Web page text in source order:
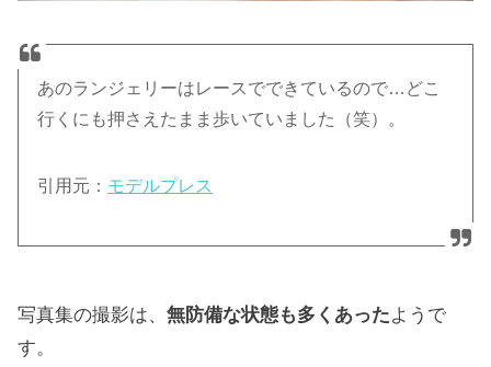
あのランジェリーはレースでできているので…どこ
行くにも押さえたまま歩いていました（笑）。
引用元： モデルプレス
写真集の撮影は、無防備な状態も多くあったようで
す。